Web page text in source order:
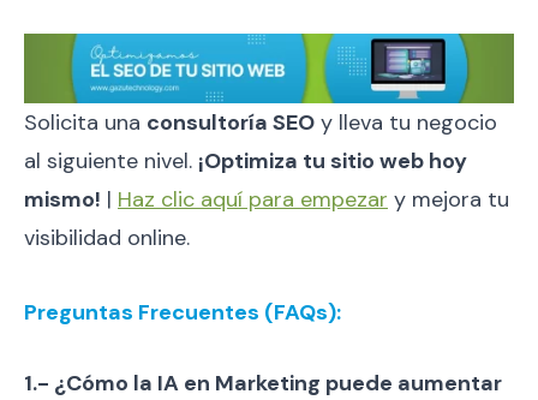
Solicita una consultoría SEO y lleva tu negocio
al siguiente nivel. ¡Optimiza tu sitio web hoy
mismo! | Haz clic aquí para empezar y mejora tu
visibilidad online.
Preguntas Frecuentes (FAQs):
1.- ¿Cómo la IA en Marketing puede aumentar